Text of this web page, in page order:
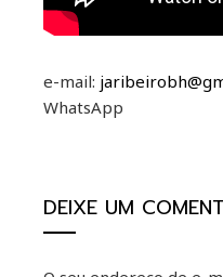
e-mail:
WhatsApp
DEIXE UM